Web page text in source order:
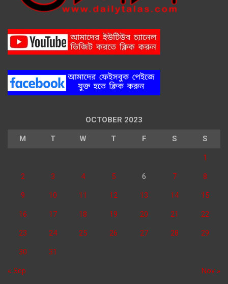
OCTOBER 2023
M T W T F S S
1
2 3 4 5 6 7 8
9 10 11 12 13 14 15
16 17 18 19 20 21 22
23 24 25 26 27 28 29
30 31
« Sep Nov »